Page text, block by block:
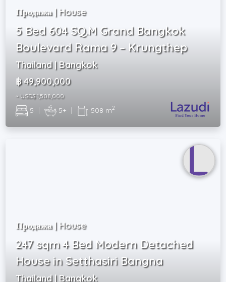
Продажа | House
5 Bed 604 SQ.M Grand Bangkok
Boulevard Rama 9 – Krungthep
Thailand | Bangkok
฿ 49,900,000
~ USD$ 1,508,000
5 | 5+ | 508 m2
Продажа | House
247 sqm 4 Bed Modern Detached
House in Setthasiri Bangna
Thailand | Bangkok